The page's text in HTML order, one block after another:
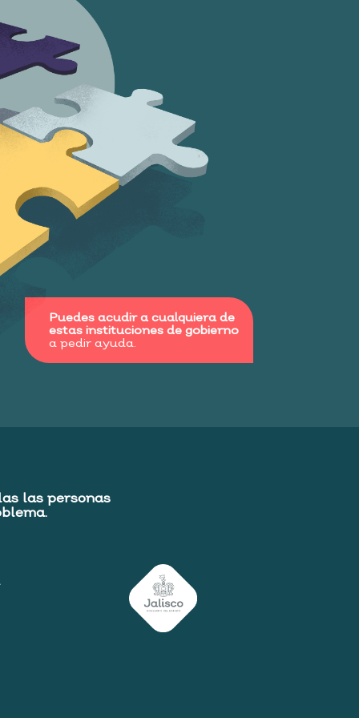
Puedes acudir a cualquiera de
estas instituciones de gobierno
a pedir ayuda.
las personas